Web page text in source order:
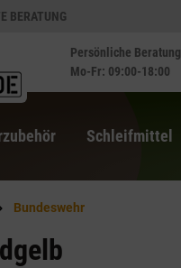
BERATUNG
Persönliche Beratung
Mo-Fr: 09:00-18:00
Schleifmittel
Bundeswehr